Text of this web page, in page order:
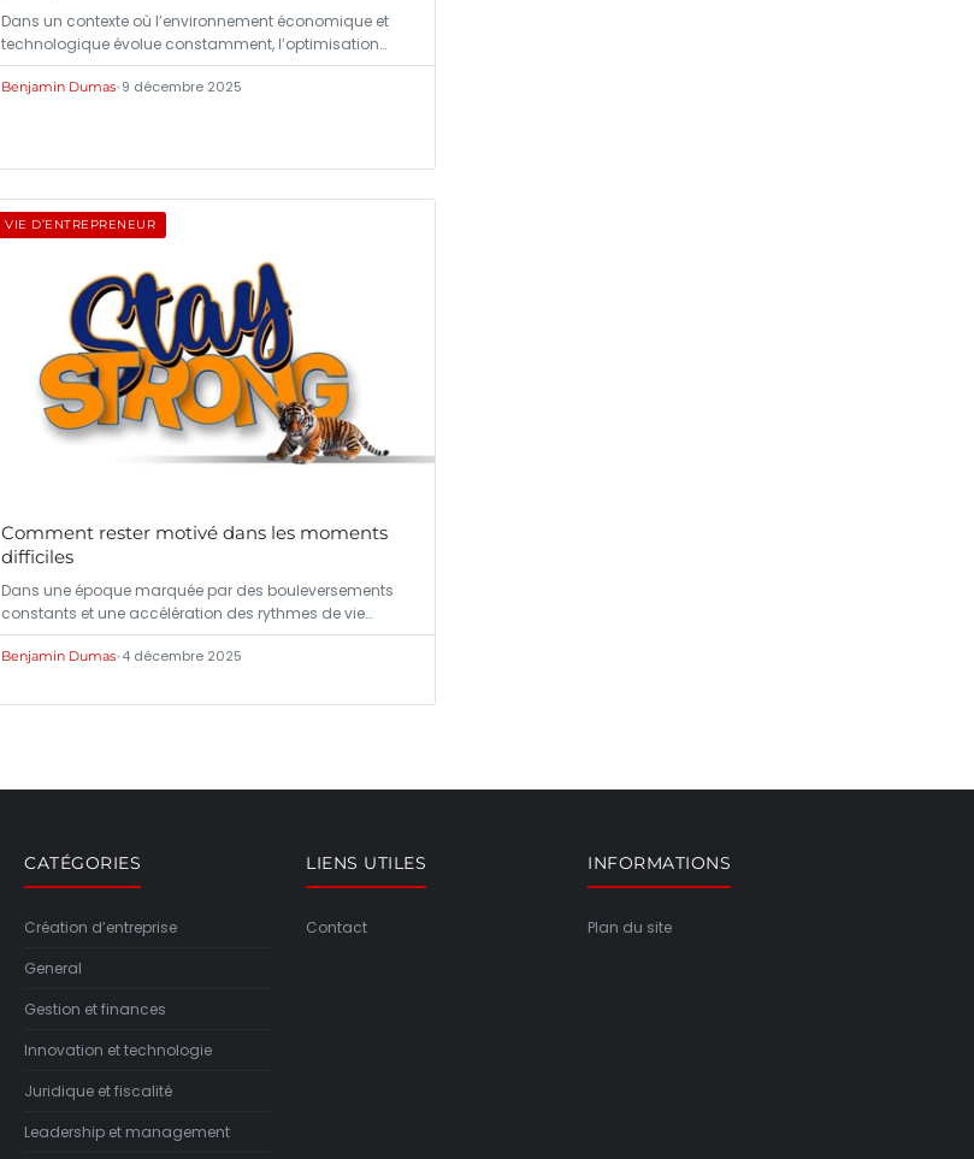
Dans un contexte où l’environnement économique et
technologique évolue constamment, l’optimisation…
Benjamin Dumas•9 décembre 2025
VIE D’ENTREPRENEUR
Comment rester motivé dans les moments
difficiles
Dans une époque marquée par des bouleversements
constants et une accélération des rythmes de vie…
Benjamin Dumas•4 décembre 2025
CATÉGORIES
Création d’entreprise
General
Gestion et finances
Innovation et technologie
Juridique et fiscalité
Leadership et management
LIENS UTILES
Contact
INFORMATIONS
Plan du site